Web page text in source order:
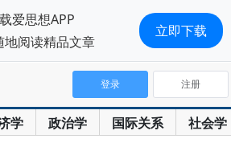
学 政治学 国际关系 社会学
登录 注册
爱思想APP
地阅读精品文章
立即下载